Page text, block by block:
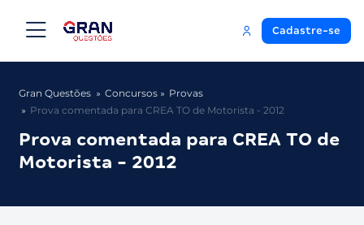
Cadastre-se
Gran Questões Concursos
Provas
Prova comentada para CREA TO de Motorista - 2012
Prova comentada para CREA TO de
Motorista - 2012